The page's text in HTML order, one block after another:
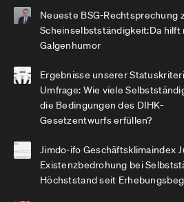
Neueste BSG-Rechtsprechung
Scheinselbstständigkeit:Da hilft
Galgenhumor
Ergebnisse unserer
Umfrage: Wie viele
die Bedingungen des DIHK-
Gesetzentwurfs erfüllen?
Jimdo-ifo Geschäftsklimaindex
Existenzbedrohung bei
Höchststand seit